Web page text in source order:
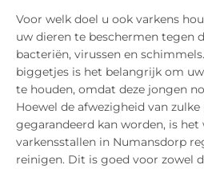
Voor welk doel u ook varkens
uw dieren te beschermen tegen
bacteriën, virussen en
biggetjes is het belangrijk om
te houden, omdat deze jongen
Hoewel de afwezigheid van
gegarandeerd kan worden, is
varkensstallen in Numansdorp
reinigen. Dit is goed voor zowel